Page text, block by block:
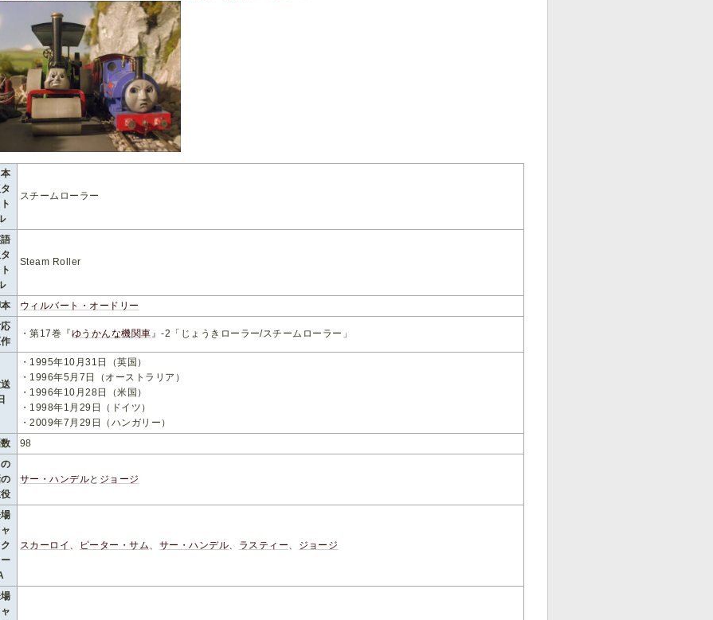
本
スチームローラー
Steam Roller
ウィルバート・オードリー
・第17巻『ゆうかんな機関車』-2「じょうきローラー/スチームローラー」
・1995年10月31日（英国）
・1996年5月7日（オーストラリア）
・1996年10月28日（米国）
・1998年1月29日（ドイツ）
・2009年7月29日（ハンガリー）
98
サー・ハンデルと ジョージ
スカーロイ 、 ピーター・サム、 サー・ハンデル、 ラスティー、 ジョージ